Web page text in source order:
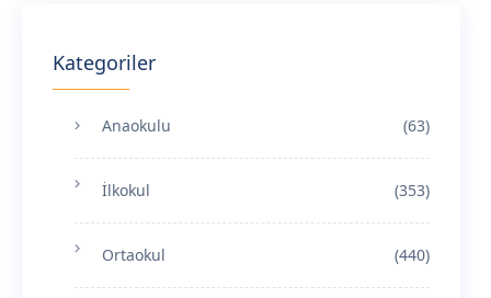
Kategoriler
Anaokulu (63)
İlkokul (353)
Ortaokul (440)